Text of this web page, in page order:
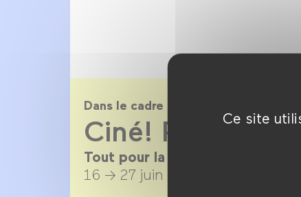
Ce site
Dans le cadre de
Ciné! Pop!
Tout pour la musique en 20 films
16 → 27 juin 2021